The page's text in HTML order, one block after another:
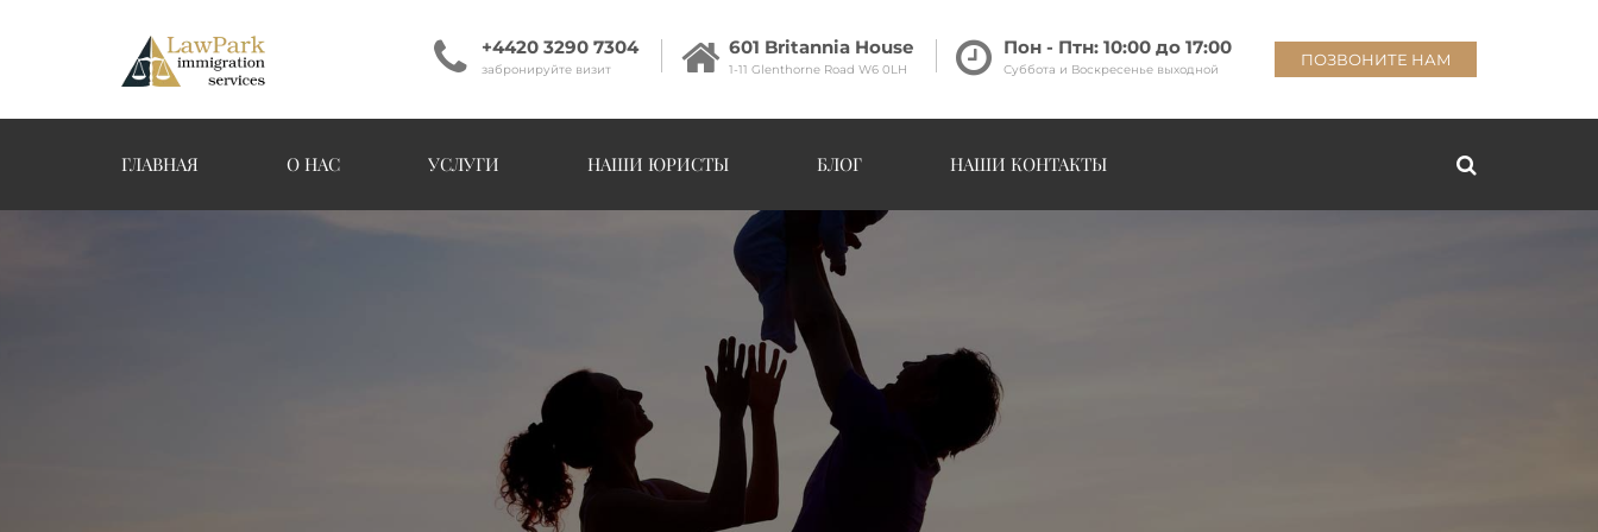
+4420 3290 7304
забронируйте визит
601 Britannia House
1-11 Glenthorne Road W6 0LH
Пон - Птн: 10:00 до 17:00
Суббота и Воскресенье выходной ПОЗВОНИТЕ НАМ
ГЛАВНАЯ О НАС УСЛУГИ НАШИ ЮРИСТЫ БЛОГ НАШИ КОНТАКТЫ